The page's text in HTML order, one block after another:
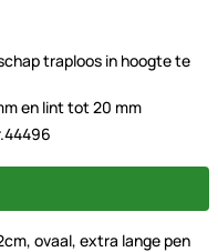
traploos in hoogte te
en lint tot 20 mm
ovaal, extra lange pen